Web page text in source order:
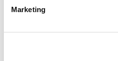
Marketing
In heel veel gevallen zult uzelf
“Hmmm, wat een gek mailtje”
zaken:
Check de afzender of het